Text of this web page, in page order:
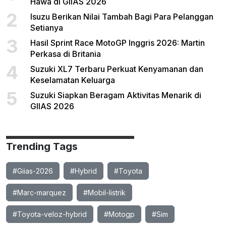
2
Isuzu Berikan Nilai Tambah Bagi Para Pelanggan
Setianya
3
Hasil Sprint Race MotoGP Inggris 2026: Martin
Perkasa di Britania
4
Suzuki XL7 Terbaru Perkuat Kenyamanan dan
Keselamatan Keluarga
5
Suzuki Siapkan Beragam Aktivitas Menarik di
GIIAS 2026
Trending Tags
#Giias-2026 #Hybrid #Toyota
#Marc-marquez #Mobil-listrik
#Toyota-veloz-hybrid #Motogp #Sim